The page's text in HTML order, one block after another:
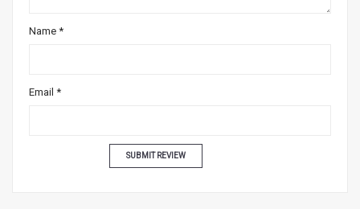
Name *
Email *